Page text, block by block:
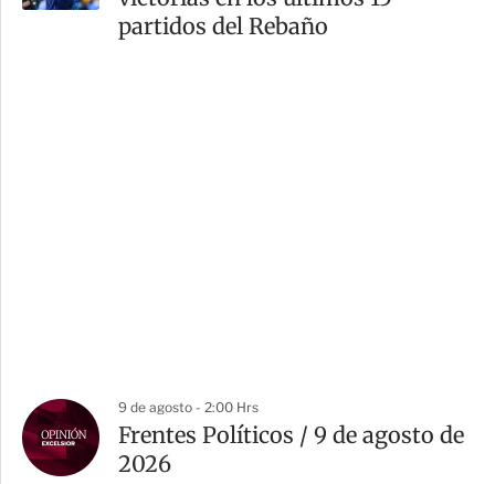
partidos del Rebaño
9 de agosto - 2:00 Hrs
Frentes Políticos / 9 de agosto de
2026